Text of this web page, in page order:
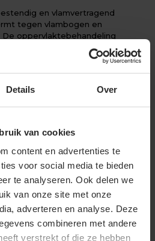
Details Over
van cookies
content en advertenties te
voor social media te bieden
te analyseren. Ook delen we
van onze site met onze
adverteren en analyse. Deze
combineren met andere
verstrekt of die ze hebben
en vlamvertragend
tegen vlambogen en
De oppervlaktebehandeling
vuilafstotend. Drievoudig
de mouwen, broekspijpen en in
met verborgen drukknopen.
met klep en verborgen
klep en verborgen
duimstokzak met klep.
met klep en opening aan
onder de armen.
De naden naar onderen
zich niet vasthechten.
in combinatie met
large in overeenstemming